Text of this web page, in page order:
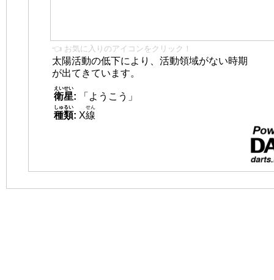
👈 お気に入りのアイコンをクリック！
太陽活動の低下により、活動領域がない時期
が出てきています。
衛星
えいせい
:
「ようこう」
種類
しゅるい
: X線
せん